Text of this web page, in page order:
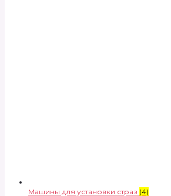
Машины для установки страз (4)